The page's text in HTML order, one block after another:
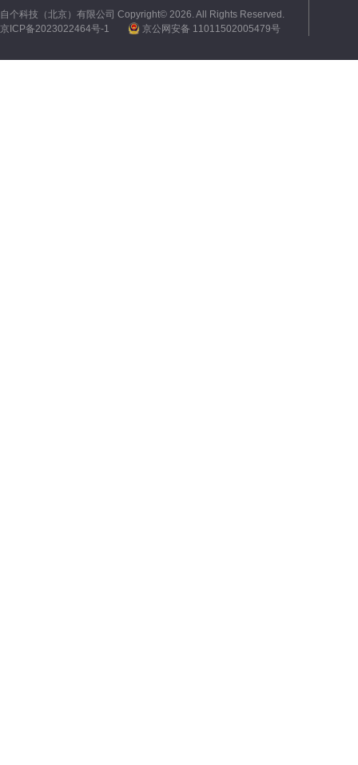
自个科技（北京）有限公司 Copyright© 2026. All Rights Reserved.
京ICP备2023022464号-1
京公网安备 11011502005479号